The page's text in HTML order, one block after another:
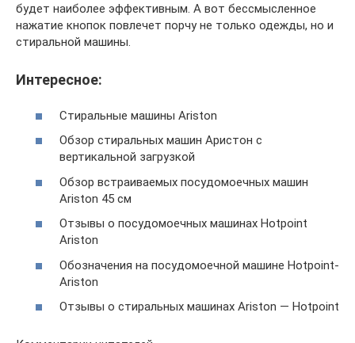
будет наиболее эффективным. А вот бессмысленное
нажатие кнопок повлечет порчу не только одежды, но и
стиральной машины.
Интересное:
Стиральные машины Ariston
Обзор стиральных машин Аристон с
вертикальной загрузкой
Обзор встраиваемых посудомоечных машин
Ariston 45 см
Отзывы о посудомоечных машинах Hotpoint
Ariston
Обозначения на посудомоечной машине Hotpoint-
Ariston
Отзывы о стиральных машинах Ariston — Hotpoint